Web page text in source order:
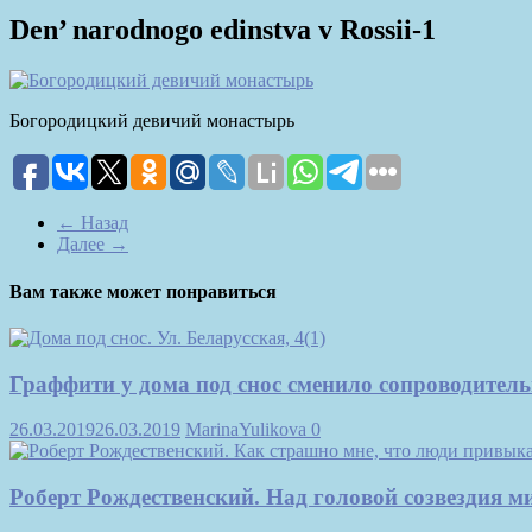
Den’ narodnogo edinstva v Rossii-1
Богородицкий девичий монастырь
← Назад
Далее →
Вам также может понравиться
Граффити у дома под снос сменило
26.03.201926.03.2019 MarinaYulikova 0
Роберт Рождественский. Над головой созвездия